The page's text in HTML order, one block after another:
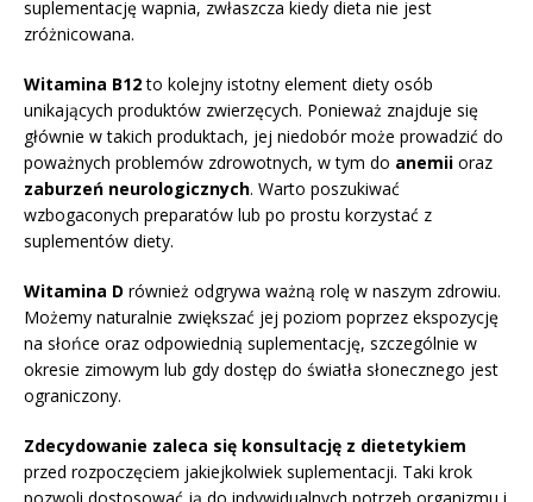
suplementację wapnia, zwłaszcza kiedy dieta nie jest
zróżnicowana.
Witamina B12to kolejny istotny element diety osób
unikających produktów zwierzęcych. Ponieważ znajduje się
głównie w takich produktach, jej niedobór może prowadzić do
poważnych problemów zdrowotnych, w tym do anemii oraz
zaburzeń neurologicznych. Warto poszukiwać
wzbogaconych preparatów lub po prostu korzystać z
suplementów diety.
Witamina D również odgrywa ważną rolę w naszym zdrowiu.
Możemy naturalnie zwiększać jej poziom poprzez ekspozycję
na słońce oraz odpowiednią suplementację, szczególnie w
okresie zimowym lub gdy dostęp do światła słonecznego jest
ograniczony.
Zdecydowanie zaleca się konsultację z dietetykiem
przed rozpoczęciem jakiejkolwiek suplementacji. Taki krok
pozwoli dostosować ją do indywidualnych potrzeb organizmu i